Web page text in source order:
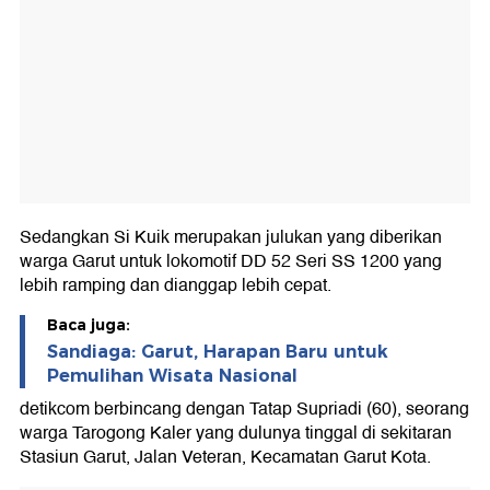
Sedangkan Si Kuik merupakan julukan yang diberikan
warga Garut untuk lokomotif DD 52 Seri SS 1200 yang
lebih ramping dan dianggap lebih cepat.
Baca juga:
Sandiaga: Garut, Harapan Baru untuk
Pemulihan Wisata Nasional
detikcom berbincang dengan Tatap Supriadi (60), seorang
warga Tarogong Kaler yang dulunya tinggal di sekitaran
Stasiun Garut, Jalan Veteran, Kecamatan Garut Kota.